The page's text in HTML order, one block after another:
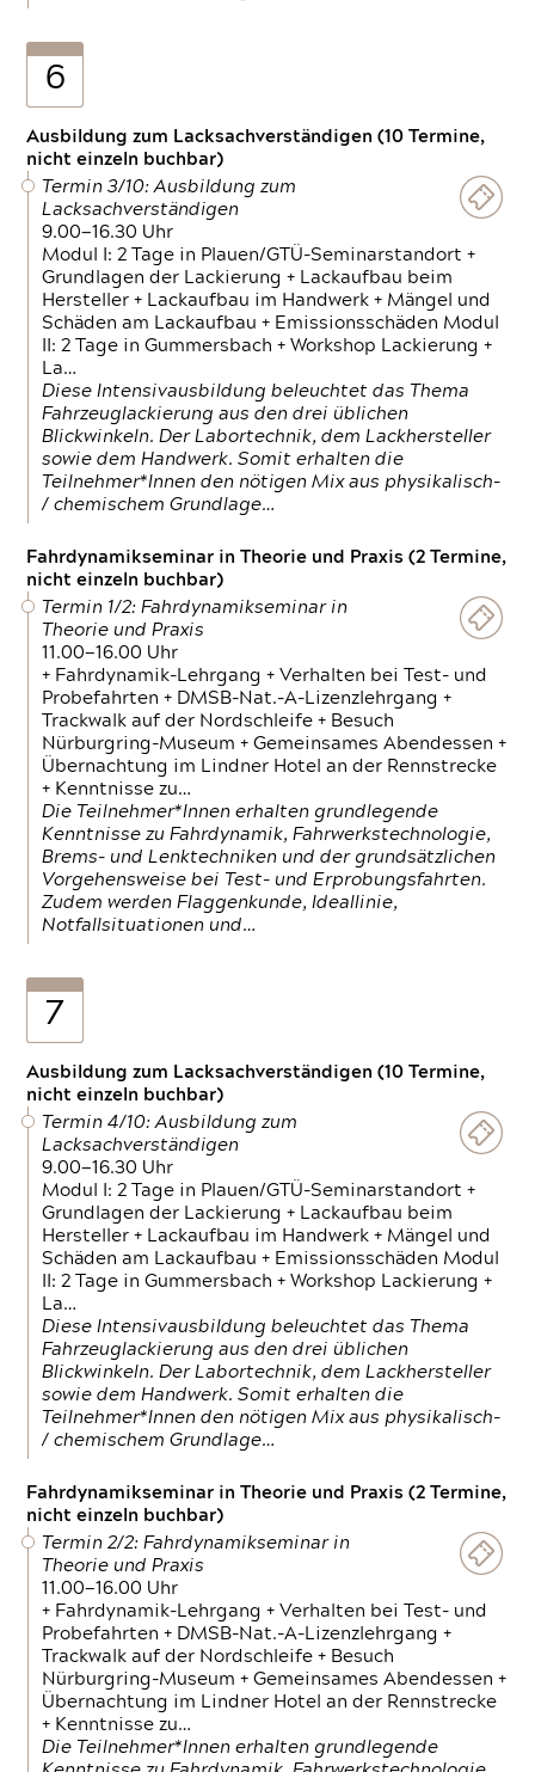
6
Ausbildung zum Lacksachverständigen (10 Termine,
nicht einzeln buchbar)
Termin 3/10: Ausbildung zum
Lacksachverständigen
9.00—16.30 Uhr
Modul I: 2 Tage in Plauen/GTÜ-Seminarstandort +
Grundlagen der Lackierung + Lackaufbau beim
Hersteller + Lackaufbau im Handwerk + Mängel und
Schäden am Lackaufbau + Emissionsschäden Modul
II: 2 Tage in Gummersbach + Workshop Lackierung +
La…
Diese Intensivausbildung beleuchtet das Thema
Fahrzeuglackierung aus den drei üblichen
Blickwinkeln. Der Labortechnik, dem Lackhersteller
sowie dem Handwerk. Somit erhalten die
Teilnehmer*Innen den nötigen Mix aus physikalisch-
/ chemischem Grundlage…
Fahrdynamikseminar in Theorie und Praxis (2 Termine,
nicht einzeln buchbar)
Termin 1/2: Fahrdynamikseminar in
Theorie und Praxis
11.00—16.00 Uhr
+ Fahrdynamik-Lehrgang + Verhalten bei Test- und
Probefahrten + DMSB-Nat.-A-Lizenzlehrgang +
Trackwalk auf der Nordschleife + Besuch
Nürburgring-Museum + Gemeinsames Abendessen +
Übernachtung im Lindner Hotel an der Rennstrecke
+ Kenntnisse zu…
Die Teilnehmer*Innen erhalten grundlegende
Kenntnisse zu Fahrdynamik, Fahrwerkstechnologie,
Brems- und Lenktechniken und der grundsätzlichen
Vorgehensweise bei Test- und Erprobungsfahrten.
Zudem werden Flaggenkunde, Ideallinie,
Notfallsituationen und…
7
Ausbildung zum Lacksachverständigen (10 Termine,
nicht einzeln buchbar)
Termin 4/10: Ausbildung zum
Lacksachverständigen
9.00—16.30 Uhr
Modul I: 2 Tage in Plauen/GTÜ-Seminarstandort +
Grundlagen der Lackierung + Lackaufbau beim
Hersteller + Lackaufbau im Handwerk + Mängel und
Schäden am Lackaufbau + Emissionsschäden Modul
II: 2 Tage in Gummersbach + Workshop Lackierung +
La…
Diese Intensivausbildung beleuchtet das Thema
Fahrzeuglackierung aus den drei üblichen
Blickwinkeln. Der Labortechnik, dem Lackhersteller
sowie dem Handwerk. Somit erhalten die
Teilnehmer*Innen den nötigen Mix aus physikalisch-
/ chemischem Grundlage…
Fahrdynamikseminar in Theorie und Praxis (2 Termine,
nicht einzeln buchbar)
Termin 2/2: Fahrdynamikseminar in
Theorie und Praxis
11.00—16.00 Uhr
+ Fahrdynamik-Lehrgang + Verhalten bei Test- und
Probefahrten + DMSB-Nat.-A-Lizenzlehrgang +
Trackwalk auf der Nordschleife + Besuch
Nürburgring-Museum + Gemeinsames Abendessen +
Übernachtung im Lindner Hotel an der Rennstrecke
+ Kenntnisse zu…
Die Teilnehmer*Innen erhalten grundlegende